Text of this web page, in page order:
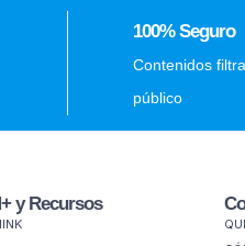
100% Seguro
Contenidos
público
y Recursos